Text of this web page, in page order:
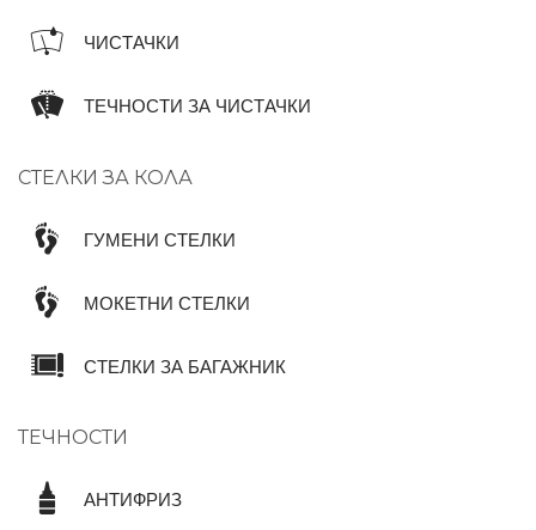
ЧИСТАЧКИ
ТЕЧНОСТИ ЗА ЧИСТАЧКИ
СТЕЛКИ ЗА КОЛА
ГУМЕНИ СТЕЛКИ
МОКЕТНИ СТЕЛКИ
СТЕЛКИ ЗА БАГАЖНИК
ТЕЧНОСТИ
АНТИФРИЗ